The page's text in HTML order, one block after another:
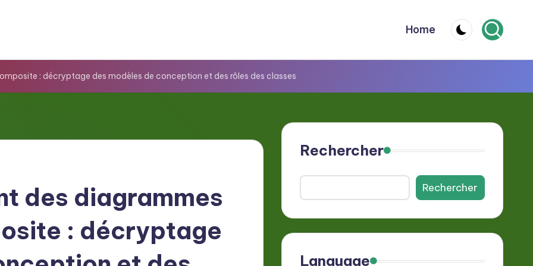
Home
: décryptage des modèles de conception et des rôles des classes
des diagrammes
: décryptage
Rechercher
Rechercher
Language